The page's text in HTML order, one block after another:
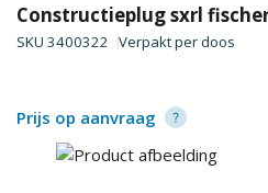
Constructieplug sxrl
SKU 3400322 Verpakt perdoos
Prijs op aanvraag